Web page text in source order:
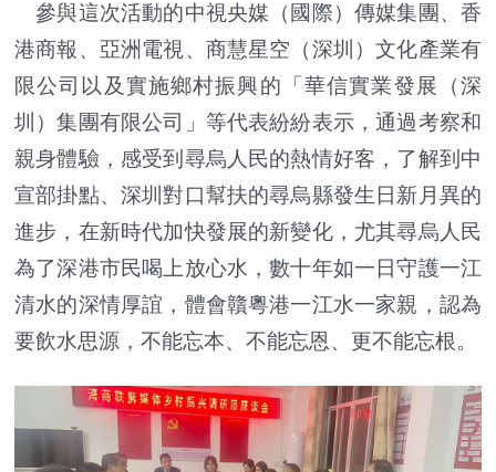
參與這次活動的中視央媒（國際）傳媒集團、香
港商報、亞洲電視、商慧星空（深圳）文化產業有
限公司以及實施鄉村振興的「華信實業發展（深
圳）集團有限公司」等代表紛紛表示，通過考察和
親身體驗，感受到尋烏人民的熱情好客，了解到中
宣部掛點、深圳對口幫扶的尋烏縣發生日新月異的
進步，在新時代加快發展的新變化，尤其尋烏人民
為了深港市民喝上放心水，數十年如一日守護一江
清水的深情厚誼，體會贛粵港一江水一家親，認為
要飲水思源，不能忘本、不能忘恩、更不能忘根。